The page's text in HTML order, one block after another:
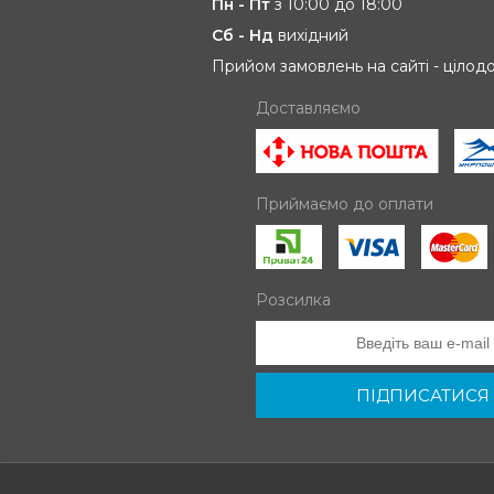
Пн - Пт з 10:00 до 18:00
Сб - Нд вихідний
Прийом замовлень на сайті -
Доставляємо
Приймаємо до оплати
Розсилка
ПІДПИСАТИСЯ